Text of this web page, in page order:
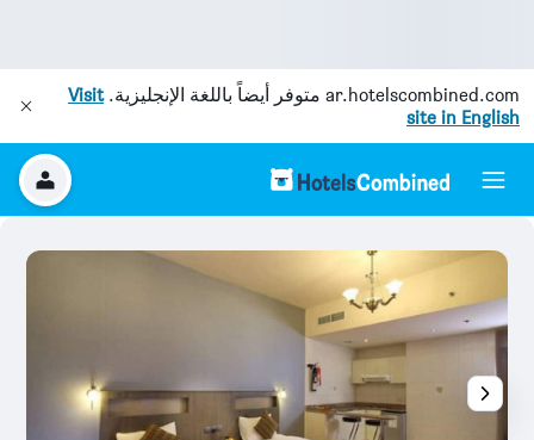
ar.hotelscombined.com متوفر أيضاً باللغة الإنجليزية.Visit
site in English